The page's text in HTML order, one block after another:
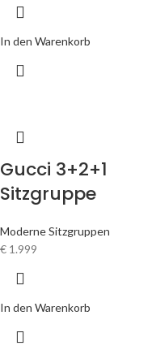
In den Warenkorb
Gucci 3+2+1
Sitzgruppe
Moderne Sitzgruppen
€ 1.999
In den Warenkorb